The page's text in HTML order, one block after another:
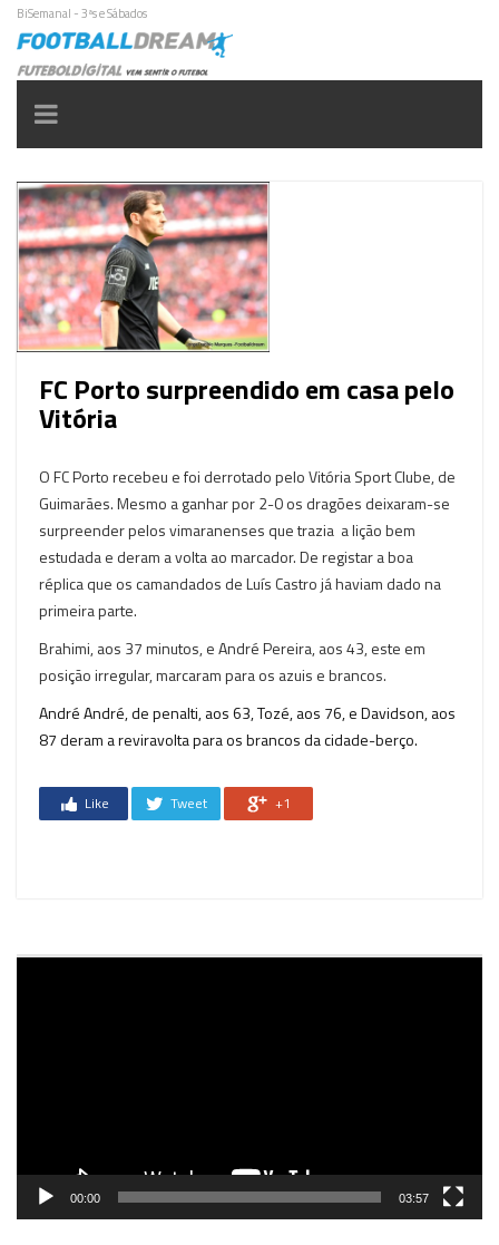
BiSemanal - 3ªs e Sábados
Toggle
navigation
FC Porto surpreendido em casa pelo
Vitória
O FC Porto recebeu e foi derrotado pelo Vitória Sport Clube, de
Guimarães. Mesmo a ganhar por 2-0 os dragões deixaram-se
surpreender pelos vimaranenses que trazia a lição bem
estudada e deram a volta ao marcador. De registar a boa
réplica que os camandados de Luís Castro já haviam dado na
primeira parte.
Brahimi, aos 37 minutos, e André Pereira, aos 43, este em
posição irregular, marcaram para os azuis e brancos.
André André, de penalti, aos 63, Tozé, aos 76, e Davidson, aos
87 deram a reviravolta para os brancos da cidade-berço.
Like Tweet +1
00:00 03:57